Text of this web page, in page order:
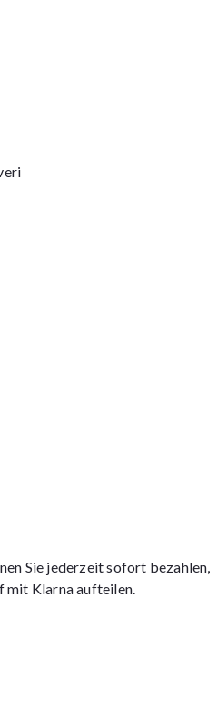
Sie jederzeit sofort bezahlen,
mit Klarna aufteilen.